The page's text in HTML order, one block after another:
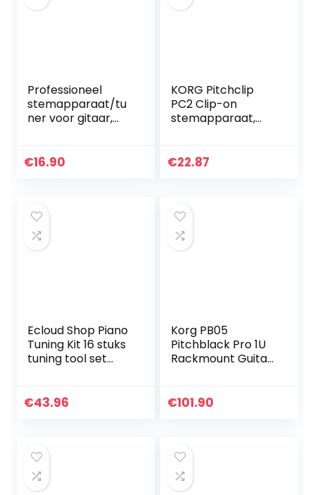
Professioneel
stemapparaat/tu
ner voor gitaar,
groot display
€16.90
KORG Pitchclip
PC2 Clip-on
stemapparaat,
klemclip voor
€22.87
Ecloud Shop Piano
Tuning Kit 16 stuks
tuning tool set
mute vork
€43.96
Korg PB05
Pitchblack Pro 1U
Rackmount Guitar
€101.90